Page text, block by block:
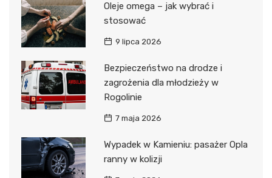
Oleje omega – jak wybrać i
stosować
9 lipca 2026
Bezpieczeństwo na drodze i
zagrożenia dla młodzieży w
Rogolinie
7 maja 2026
Wypadek w Kamieniu: pasażer Opla
ranny w kolizji